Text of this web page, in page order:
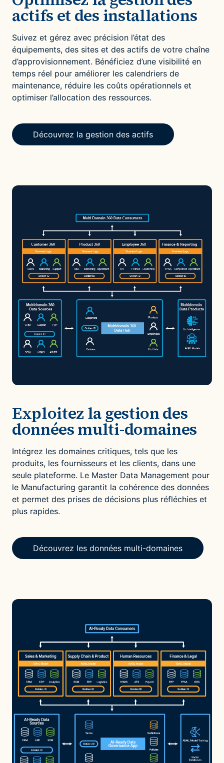
actifs et des installations
Suivez et gérez avec précision l’état des
équipements, des sites et des actifs de votre chaîne
d’approvisionnement. Bénéficiez d’une visibilité en
temps réel pour améliorer les calendriers de
maintenance, réduire les coûts opérationnels et
optimiser l’allocation des ressources.
Découvrez la gestion des actifs
Exploitez la gestion des
données multi-domaines
Intégrez les domaines critiques, tels que les
produits, les fournisseurs et les clients, dans une
seule plateforme. Le Master Data Management pour
le Manufacturing garantit la cohérence des données
et permet des prises de décisions plus réfléchies et
plus rapides.
Découvrez les données multi-domaines